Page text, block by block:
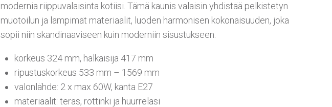
modernia riippuvalaisinta kotiisi. Tämä kaunis valaisin yhdistää pelkistetyn
muotoilun ja lämpimät materiaalit, luoden harmonisen kokonaisuuden, joka
sopii niin skandinaaviseen kuin moderniin sisustukseen.
korkeus 324 mm, halkaisija 417 mm
ripustuskorkeus 533 mm – 1569 mm
valonlähde: 2 x max 60W, kanta E27
materiaalit: teräs, rottinki ja huurrelasi